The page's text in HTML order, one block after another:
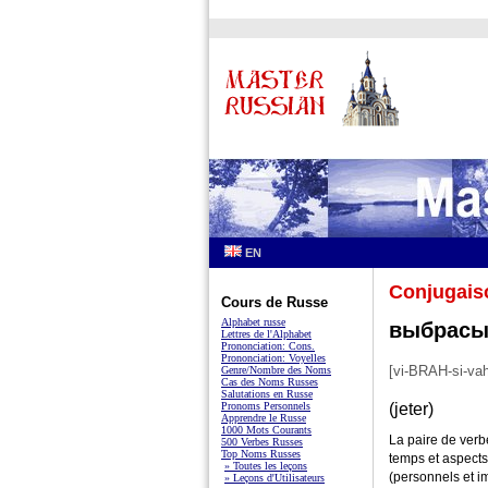
EN
[vi-BRAH-si-
(jeter)
La paire de
temps et
(personnels et
Cours de Russe
Alphabet russe
Lettres de l'Alphabet
Prononciation: Cons.
Prononciation: Voyelles
Genre/Nombre des Noms
Cas des Noms Russes
Salutations en Russe
Pronoms Personnels
Apprendre le Russe
1000 Mots Courants
500 Verbes Russes
Top Noms Russes
» Toutes les leçons
» Leçons d'Utilisateurs